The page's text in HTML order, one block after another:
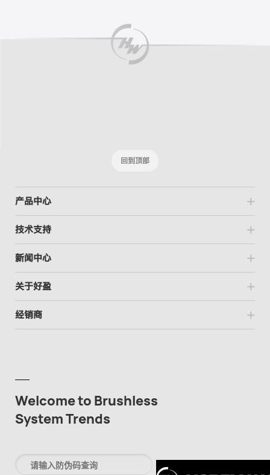
回到顶部
产品中心
技术支持
新闻中心
关于好盈
经销商
Welcome to Brushless
System Trends